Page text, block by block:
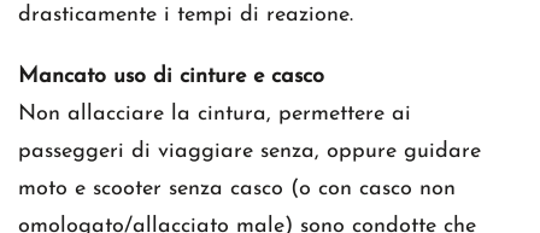
drasticamente i tempi di reazione.
Mancato uso di cinture e casco
Non allacciare la cintura, permettere ai
passeggeri di viaggiare senza, oppure guidare
moto e scooter senza casco (o con casco non
omologato/allacciato male) sono condotte che